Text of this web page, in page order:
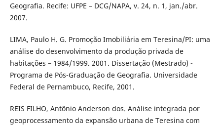
Geografia. Recife: UFPE – DCG/NAPA, v. 24, n. 1, jan./abr.
2007.
LIMA, Paulo H. G. Promoção Imobiliária em Teresina/PI: uma
análise do desenvolvimento da produção privada de
habitações – 1984/1999. 2001. Dissertação (Mestrado) -
Programa de Pós-Graduação de Geografia. Universidade
Federal de Pernambuco, Recife, 2001.
REIS FILHO, Antônio Anderson dos. Análise integrada por
geoprocessamento da expansão urbana de Teresina com